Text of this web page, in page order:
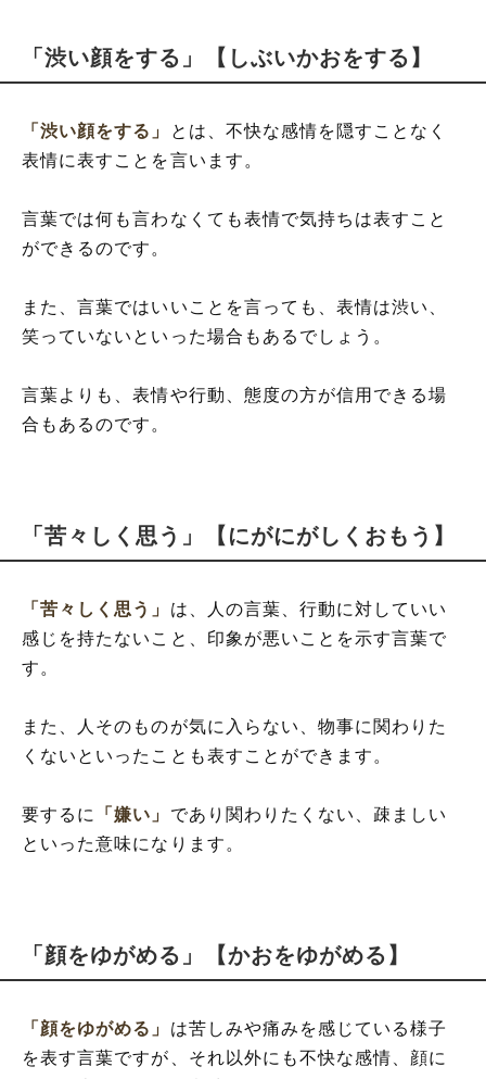
「渋い顔をする」【しぶいかおをする】
「渋い顔をする」
とは、不快な感情を隠すことなく
表情に表すことを言います。
言葉では何も言わなくても表情で気持ちは表すこと
ができるのです。
また、言葉ではいいことを言っても、表情は渋い、
笑っていないといった場合もあるでしょう。
言葉よりも、表情や行動、態度の方が信用できる場
合もあるのです。
「苦々しく思う」【にがにがしくおもう】
「苦々しく思う」 は、人の言葉、行動に対していい
感じを持たないこと、印象が悪いことを示す言葉で
す。
また、人そのものが気に入らない、物事に関わりた
くないといったことも表すことができます。
要するに 「嫌い」 であり関わりたくない、疎ましい
といった意味になります。
「顔をゆがめる」【かおをゆがめる】
「顔をゆがめる」 は苦しみや痛みを感じている様子
を表す言葉ですが、それ以外にも不快な感情、顔に